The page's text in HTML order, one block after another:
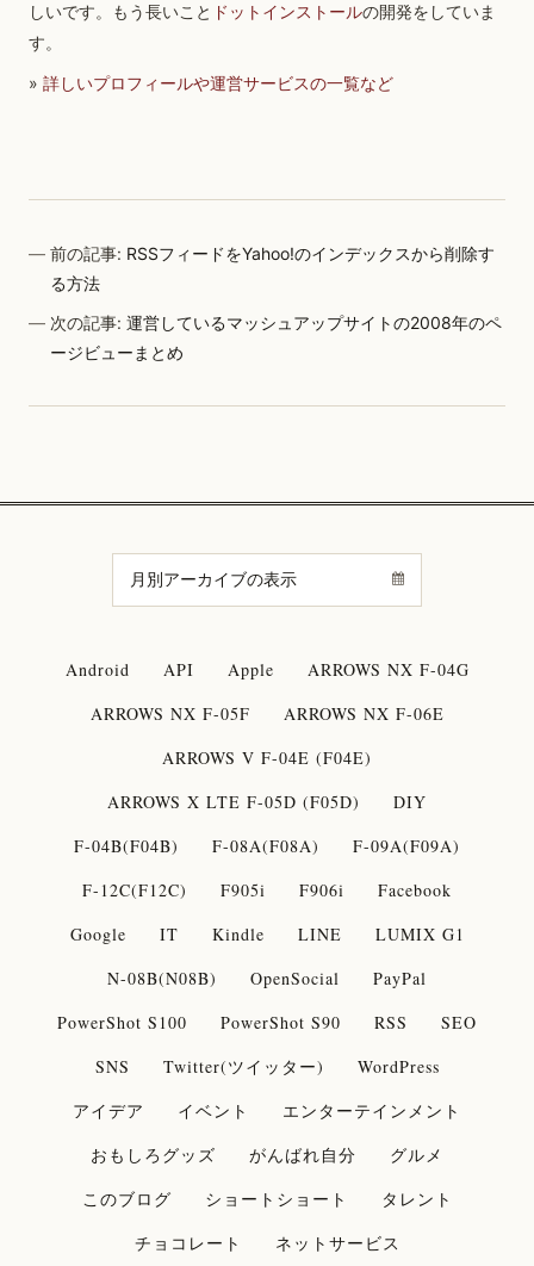
しいです。もう長いこと ドットインストールの開発をしていま
す。
» 詳しいプロフィールや運営サービスの一覧など
前の記事: RSSフィードをYahoo!のインデックスから削除す
る方法
次の記事:運営しているマッシュアップサイトの2008年のペ
ージビューまとめ
Android API Apple
ARROWS NX F-04G
ARROWS NX F-05F
ARROWS NX F-06E
ARROWS V F-04E (F04E)
ARROWS X LTE F-05D (F05D)
DIY
F-04B(F04B)
F-08A(F08A)
F-09A(F09A)
F-12C(F12C)
F905i F906i
Facebook
Google
IT Kindle LINE
LUMIX G1
N-08B(N08B)
OpenSocial
PayPal
PowerShot S100
PowerShot S90 RSS
SEO
SNS
Twitter(ツイッター)
WordPress
アイデア
イベント
エンターテインメント
おもしろグッズ
がんばれ自分
グルメ
このブログ
ショートショート
タレント
チョコレート
ネットサービス